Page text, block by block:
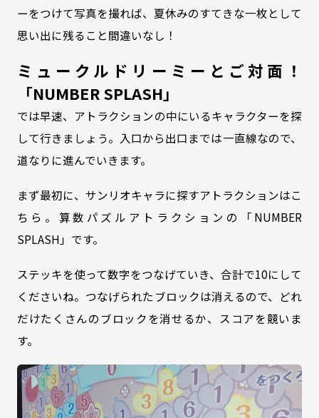
ーをつけて写真を撮れば、夏休みのすてきな一枚として
思い出に残ること間違いなし！
ミュークルドリーミーとご対面！
「NUMBER SPLASH」
では早速、アトラクションの中にいるキャラクターを探
して行きましょう。入口から出口までは一直線なので、
道なりに進んでいきます。
まず最初に、サンリオキャラに探すアトラクションはこ
ちら。算数パズルアトラクションの「NUMBER
SPLASH」です。
ステッキを使って数字をつなげていき、合計で10にして
くださいね。つなげられたブロックは消えるので、どれ
だけたくさんのブロックを消せるか、スコアを競いま
す。